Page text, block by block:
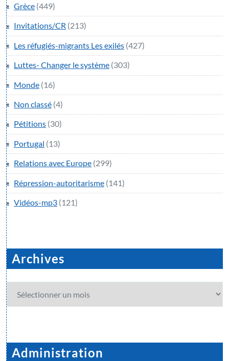
Grèce (449)
Invitations/CR (213)
Les réfugiés-migrants Les exilés (427)
Luttes- Changer le système (303)
Monde (16)
Non classé (4)
Pétitions (30)
Portugal (13)
Relations avec Europe (299)
Répression-autoritarisme (141)
Vidéos-mp3 (121)
Archives
Archives
Administration